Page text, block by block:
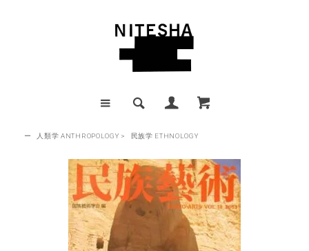
ー 人類学 ANTHROPOLOGY > 民族学 ETHNOLOGY